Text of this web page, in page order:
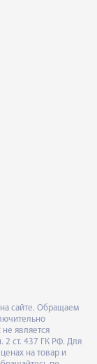
на сайте. Обращаем
является
2 ст. 437 ГК РФ. Для
на товар и